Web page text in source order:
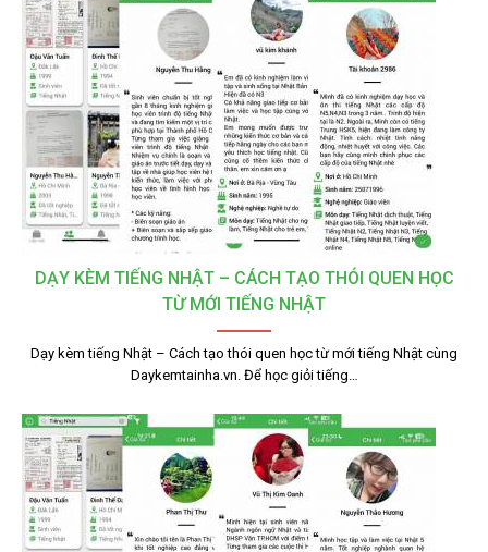
DẠY KÈM TIẾNG NHẬT – CÁCH TẠO THÓI QUEN HỌC
TỪ MỚI TIẾNG NHẬT
Dạy kèm tiếng Nhật – Cách tạo thói quen học từ mới tiếng Nhật cùng
Daykemtainha.vn. Để học giỏi tiếng…